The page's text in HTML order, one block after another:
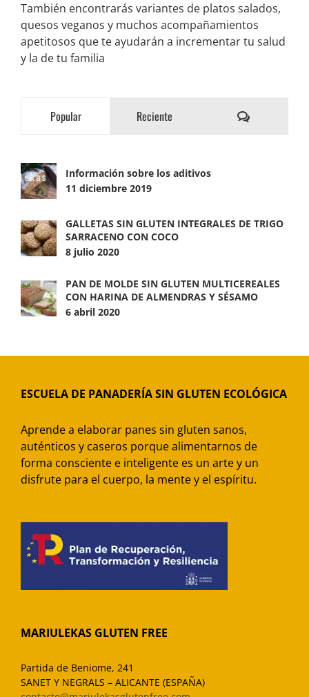
También encontrarás variantes de platos salados,
quesos veganos y muchos acompañamientos
apetitosos que te ayudarán a incrementar tu salud
y la de tu familia
Popular Reciente Comentarios
Información sobre los aditivos
11 diciembre 2019
GALLETAS SIN GLUTEN INTEGRALES DE TRIGO
SARRACENO CON COCO
8 julio 2020
PAN DE MOLDE SIN GLUTEN MULTICEREALES
CON HARINA DE ALMENDRAS Y SÉSAMO
6 abril 2020
ESCUELA DE PANADERÍA SIN GLUTEN ECOLÓGICA
Aprende a elaborar panes sin gluten sanos,
auténticos y caseros porque alimentarnos de
forma consciente e inteligente es un arte y un
disfrute para el cuerpo, la mente y el espíritu.
MARIULEKAS GLUTEN FREE
Partida de Beniome, 241
SANET Y NEGRALS – ALICANTE (ESPAÑA)